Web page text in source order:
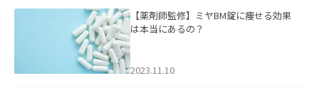
【薬剤師監修】ミヤBM錠に痩せる効果
は本当にあるの？
2023.11.10